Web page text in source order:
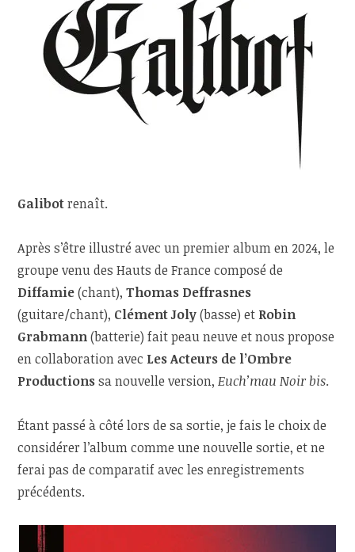
Galibotrenaît.
Après s’être illustré avec un premier album en 2024, le
groupe venu des Hauts de France composé de
Diffamie(chant),Thomas Deffrasnes
(guitare/chant), Clément Joly(basse) et Robin
Grabmann(batterie) fait peau neuve et nous propose
en collaboration avec Les Acteurs de l’Ombre
Productionssa nouvelle version,Euch’mau Noir bis.
Étant passé à côté lors de sa sortie, je fais le choix de
considérer l’album comme une nouvelle sortie, et ne
ferai pas de comparatif avec les enregistrements
précédents.